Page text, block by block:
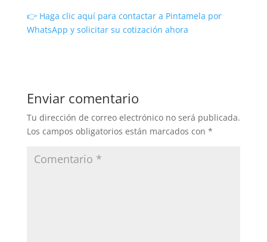
👉 Haga clic aquí para contactar a Pintamela por
WhatsApp y solicitar su cotización ahora
Enviar comentario
Tu dirección de correo electrónico no será publicada.
Los campos obligatorios están marcados con *